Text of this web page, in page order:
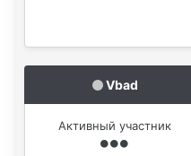
Vbad
Активный участник